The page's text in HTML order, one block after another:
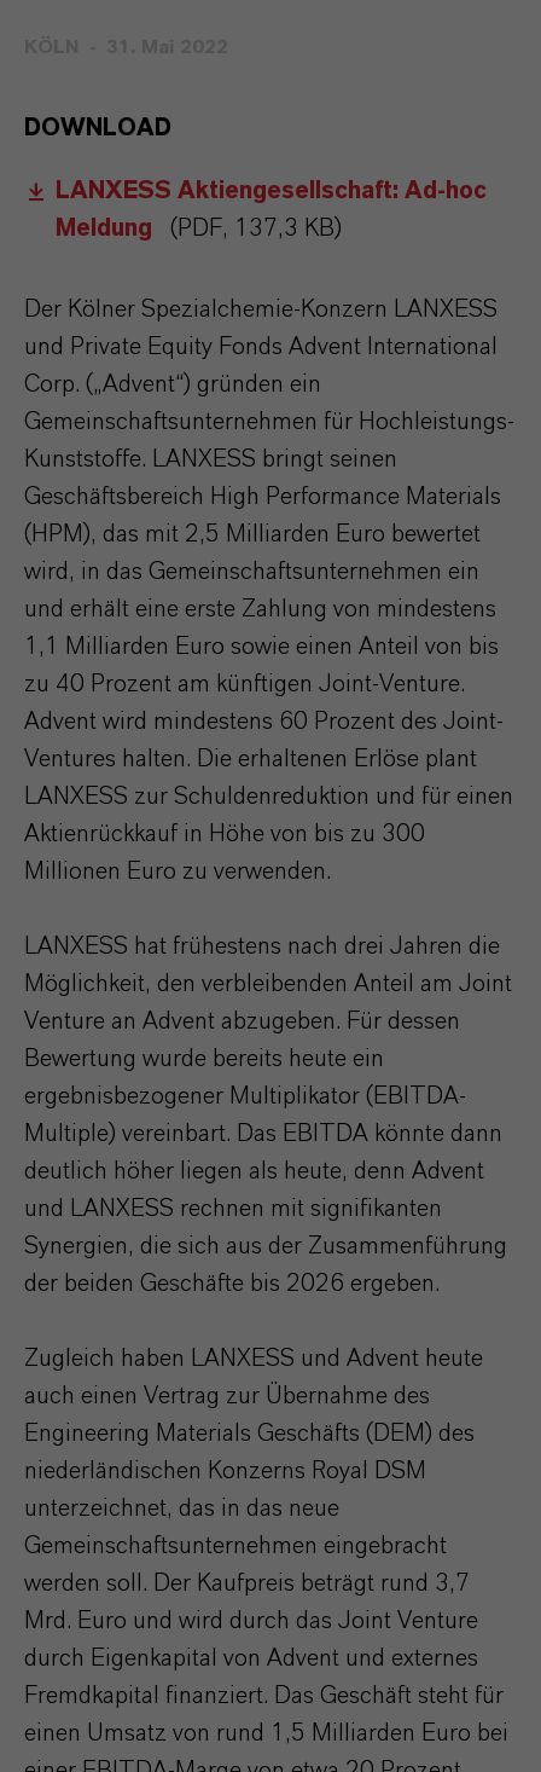
DOWNLOAD
LANXESS Aktiengesellschaft: Ad-hoc
Meldung
(PDF, 137,3 KB)
Der Kölner Spezialchemie-Konzern LANXESS
und Private Equity Fonds Advent International
Corp. („Advent“) gründen ein
Gemeinschaftsunternehmen für Hochleistungs-
Kunststoffe. LANXESS bringt seinen
Geschäftsbereich High Performance Materials
(HPM), das mit 2,5 Milliarden Euro bewertet
wird, in das Gemeinschaftsunternehmen ein
und erhält eine erste Zahlung von mindestens
1,1 Milliarden Euro sowie einen Anteil von bis
zu 40 Prozent am künftigen Joint-Venture.
Advent wird mindestens 60 Prozent des Joint-
Ventures halten. Die erhaltenen Erlöse plant
LANXESS zur Schuldenreduktion und für einen
Aktienrückkauf in Höhe von bis zu 300
Millionen Euro zu verwenden.
LANXESS hat frühestens nach drei Jahren die
Möglichkeit, den verbleibenden Anteil am Joint
Venture an Advent abzugeben. Für dessen
Bewertung wurde bereits heute ein
ergebnisbezogener Multiplikator (EBITDA-
Multiple) vereinbart. Das EBITDA könnte dann
deutlich höher liegen als heute, denn Advent
und LANXESS rechnen mit signifikanten
Synergien, die sich aus der Zusammenführung
der beiden Geschäfte bis 2026 ergeben.
Zugleich haben LANXESS und Advent heute
auch einen Vertrag zur Übernahme des
Engineering Materials Geschäfts (DEM) des
niederländischen Konzerns Royal DSM
unterzeichnet, das in das neue
Gemeinschaftsunternehmen eingebracht
werden soll. Der Kaufpreis beträgt rund 3,7
Mrd. Euro und wird durch das Joint Venture
durch Eigenkapital von Advent und externes
Fremdkapital finanziert. Das Geschäft steht für
einen Umsatz von rund 1,5 Milliarden Euro bei